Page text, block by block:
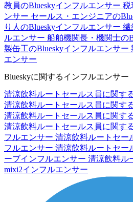
教員のBlueskyインフルエンサー 税
ンサー セールス・エンジニアの
り人のBlueskyインフルエンサー 繊
ルエンサー 船舶機関長・機関士の
製缶工のBlueskyインフルエンサー
エンサー
Blueskyに関するインフルエンサー
清涼飲料ルートセールス員に関す
清涼飲料ルートセールス員に関す
清涼飲料ルートセールス員に関す
清涼飲料ルートセールス員に関す
フルエンサー 清涼飲料ルートセー
フルエンサー 清涼飲料ルートセー
ーブインフルエンサー 清涼飲料ル
mixi2インフルエンサー